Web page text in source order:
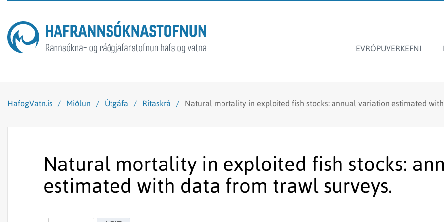
EVRÓPUVERKEFNI
Dýrasvif
Fiskmerkingar
Framandi sjávarlífverur
Hvalarannsóknir
Ársskýrslur
Fréttir & tilkynningar
Lax- og silungsveiðin -
Hafrannsóknastofnun
HafogVatn.is / Miðlun / Útgáfa / Ritaskrá / Natural mortality in exploited fish stocks: annual variation estimated
Natural mortality in exploited fish stocks:
estimated with data from trawl surveys.